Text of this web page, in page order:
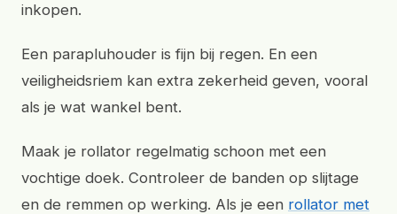
inkopen.
Een parapluhouder is fijn bij regen. En een
veiligheidsriem kan extra zekerheid geven, vooral
als je wat wankel bent.
Maak je rollator regelmatig schoon met een
vochtige doek. Controleer de banden op slijtage
en de remmen op werking. Als je een rollator met